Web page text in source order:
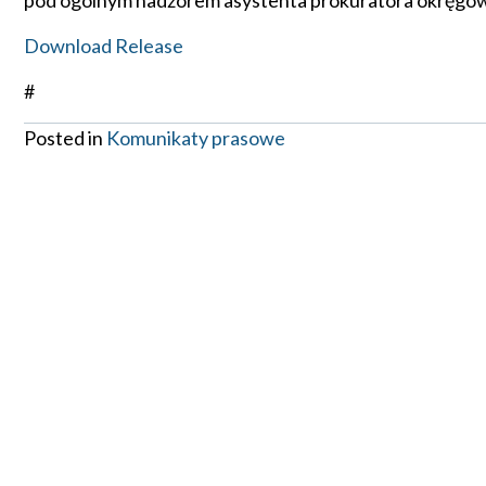
Download Release
#
Posted in Komunikaty prasowe